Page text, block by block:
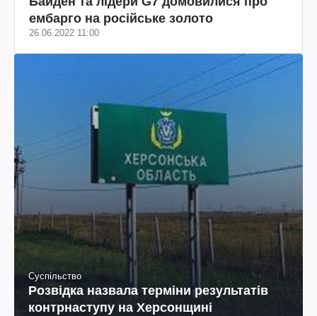
ембарго на російське золото
26.06.2022 11:00
Суспільство
Розвідка назвала терміни результатів
контрнаступу на Херсонщині